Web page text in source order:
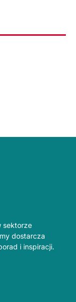
sektorze
dostarcza
i inspiracji.